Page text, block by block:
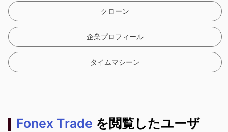
クローン
企業プロフィール
タイムマシーン
Fonex Trade を閲覧したユーザ